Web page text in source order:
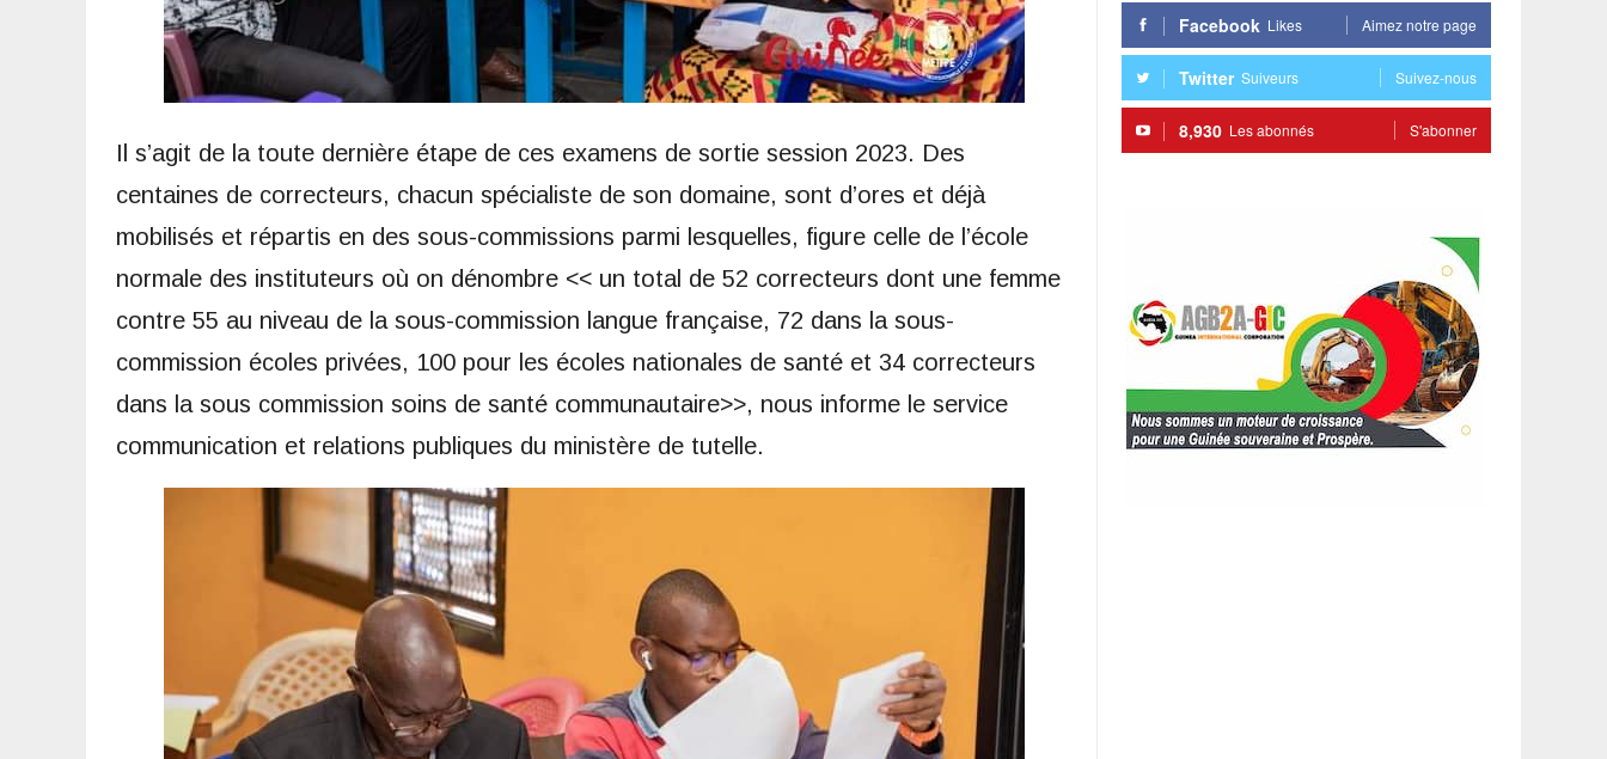
Il s’agit de la toute dernière étape de ces examens de sortie session 2023. Des
centaines de correcteurs, chacun spécialiste de son domaine, sont d’ores et déjà
mobilisés et répartis en des sous-commissions parmi lesquelles, figure celle de l’école
normale des instituteurs où on dénombre << un total de 52 correcteurs dont une femme
contre 55 au niveau de la sous-commission langue française, 72 dans la sous-
commission écoles privées, 100 pour les écoles nationales de santé et 34 correcteurs
dans la sous commission soins de santé communautaire>>, nous informe le service
communication et relations publiques du ministère de tutelle.
Facebook Likes Aimez notre page
Twitter Suiveurs Suivez-nous
8,930 Les abonnés S'abonner